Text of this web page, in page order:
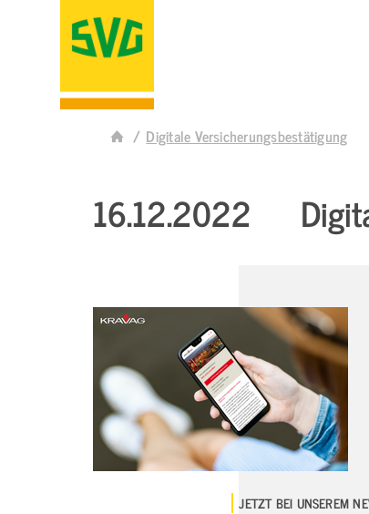
Digitale Versicherungsbestätigung
16.12.2022
JETZT BEI UNSEREM